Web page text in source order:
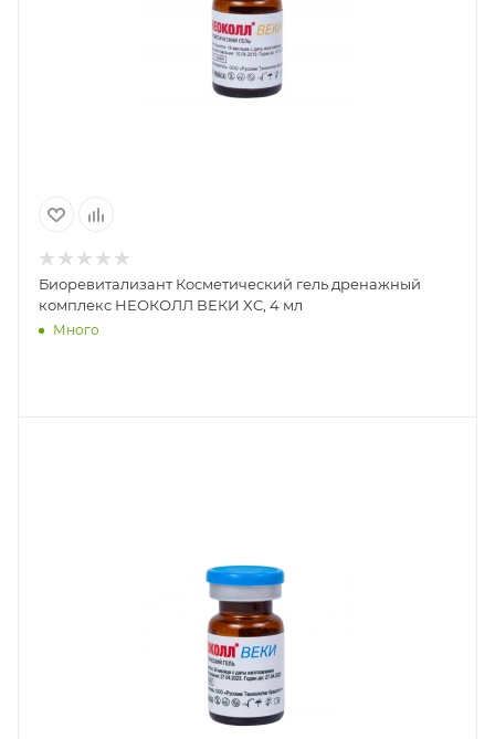
Биоревитализант Косметический гель дренажный
комплекс НЕОКОЛЛ ВЕКИ XC, 4 мл
Много